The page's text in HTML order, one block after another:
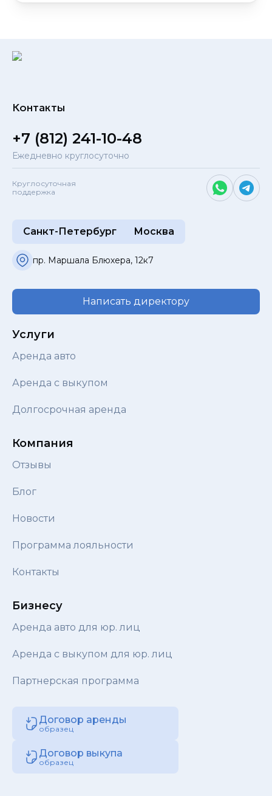
Услуги
Аренда авто
Аренда с выкупом
Долгосрочная аренда
Компания
Отзывы
Блог
Новости
Программа лояльности
Контакты
Бизнесу
Аренда авто для юр. лиц
Аренда с выкупом для юр. лиц
Партнерская программа
Договор аренды
образец
Договор выкупа
образец
Контакты
+7 (812) 241-10-48
Ежедневно круглосуточно
Круглосуточная
поддержка
Санкт-Петербург Москва
пр. Маршала Блюхера, 12к7
Написать директору